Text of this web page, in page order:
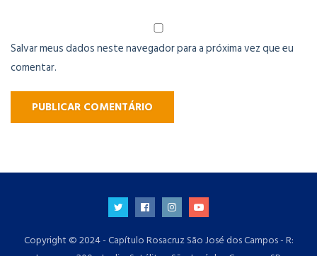
Salvar meus dados neste navegador para a próxima vez que eu
comentar.
Copyright © 2024 - Capítulo Rosacruz São José dos Campos - R: